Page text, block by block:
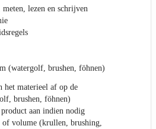
lezen en schrijven
(watergolf, brushen, föhnen)
het materieel af op de
brushen, föhnen)
aan indien nodig
of volume (krullen, brushing,